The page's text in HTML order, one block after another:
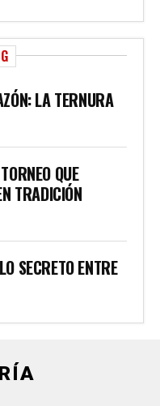
LA TERNURA
QUE
TRADICIÓN
SECRETO ENTRE